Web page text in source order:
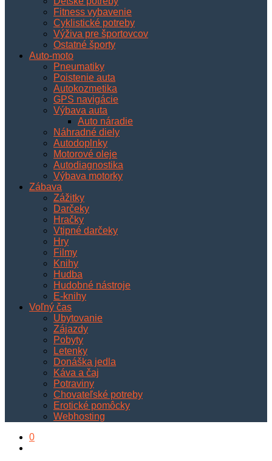
Fitness vybavenie
Cyklistické potreby
Výživa pre športovcov
Ostatné športy
Auto-moto
Pneumatiky
Poistenie auta
Autokozmetika
GPS navigácie
Výbava auta
Auto náradie
Náhradné diely
Autodoplnky
Motorové oleje
Autodiagnostika
Výbava motorky
Zábava
Zážitky
Darčeky
Hračky
Vtipné darčeky
Hry
Filmy
Knihy
Hudba
Hudobné nástroje
E-knihy
Voľný čas
Ubytovanie
Zájazdy
Pobyty
Letenky
Donáška jedla
Káva a čaj
Potraviny
Chovateľské potreby
Erotické pomôcky
Webhosting
0